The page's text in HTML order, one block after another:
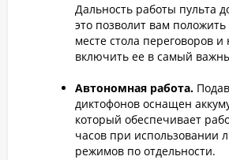
Дальность работы пульта
это позволит вам
месте стола переговоров и
включить ее в самый
Автономная работа.
диктофонов оснащен
который обеспечивает
часов при использовании
режимов по отдельности.